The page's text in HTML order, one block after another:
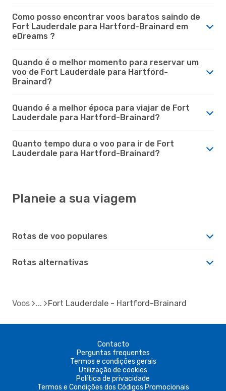
Como posso encontrar voos baratos saindo de
Fort Lauderdale para Hartford-Brainard em
eDreams ?
Quando é o melhor momento para reservar um
voo de Fort Lauderdale para Hartford-
Brainard?
Quando é a melhor época para viajar de Fort
Lauderdale para Hartford-Brainard?
Quanto tempo dura o voo para ir de Fort
Lauderdale para Hartford-Brainard?
Planeie a sua viagem
Rotas de voo populares
Rotas alternativas
Voos Fort Lauderdale - Hartford-Brainard
Contacto
Perguntas frequentes
Termos e condições gerais
Utilização de cookies
Política de privacidade
Termos e Condições dos Códigos Promocionais